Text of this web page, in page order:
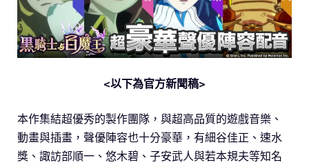
<以下為官方新聞稿>
本作集結超優秀的製作團隊，與超高品質的遊戲音樂、
動畫與插畫，聲優陣容也十分豪華，有細谷佳正、速水
獎、諏訪部順一、悠木碧、子安武人與若本規夫等知名